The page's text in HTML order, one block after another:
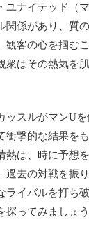
ユナイテッド（
関係があり、質
観客の心を掴む
衆はその熱気を
ッスルがマンU
衝撃的な結果を
熱は、時に予想
過去の対戦を振
ライバルを打ち
ってみましょう